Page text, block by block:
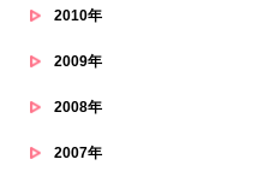
2010年
2009年
2008年
2007年